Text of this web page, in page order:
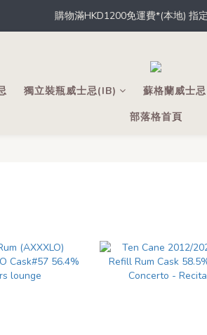
香港法律，不得於業務過程中，向未成年人士
，從此於THE M.C.店內、網店、酒吧消費，
香港法律，不得於業務過程中，向未成年人士
獨立裝瓶威士忌(IB) 蘇格蘭威士忌
部落格首頁